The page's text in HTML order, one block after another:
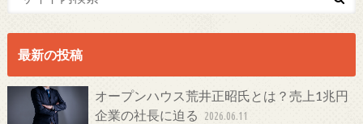
最新の投稿
オープンハウス荒井正昭氏とは？売上1兆円
企業の社長に迫る
2026.06.11